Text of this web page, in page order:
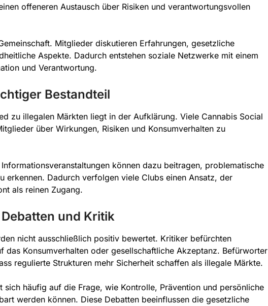
offeneren Austausch über Risiken und verantwortungsvollen
Mitglieder diskutieren Erfahrungen, gesetzliche
Aspekte. Dadurch entstehen soziale Netzwerke mit einem
und Verantwortung.
Bestandteil
zu illegalen Märkten liegt in der Aufklärung. Viele Cannabis Social
über Wirkungen, Risiken und Konsumverhalten zu
können dazu beitragen, problematische
erkennen. Dadurch verfolgen viele Clubs einen Ansatz, der
als reinen Zugang.
und Kritik
nicht ausschließlich positiv bewertet. Kritiker befürchten
das Konsumverhalten oder gesellschaftliche Akzeptanz. Befürworter
regulierte Strukturen mehr Sicherheit schaffen als illegale Märkte.
sich häufig auf die Frage, wie Kontrolle, Prävention und persönliche
werden können. Diese Debatten beeinflussen die gesetzliche